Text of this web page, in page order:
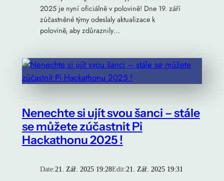
2025 je nyní oficiálně v polovině! Dne 19. září
zúčastněné týmy odeslaly aktualizace k
polovině, aby zdůraznily…
Nenechte si ujít svou šanci – stále
se můžete zúčastnit Pi
Hackathonu 2025 !
Date:21. Zář. 2025 19:28Edit:21. Zář. 2025 19:31